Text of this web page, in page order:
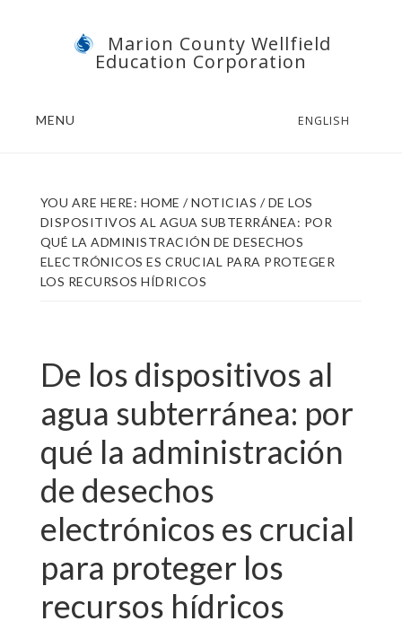
Marion County Wellfield
Education Corporation
MENU ENGLISH
YOU ARE HERE: HOME / NOTICIAS /DE LOS
DISPOSITIVOS AL AGUA SUBTERRÁNEA: POR
QUÉ LA ADMINISTRACIÓN DE DESECHOS
ELECTRÓNICOS ES CRUCIAL PARA PROTEGER
LOS RECURSOS HÍDRICOS
De los dispositivos al
agua subterránea: por
qué la administración
de desechos
electrónicos es crucial
para proteger los
recursos hídricos